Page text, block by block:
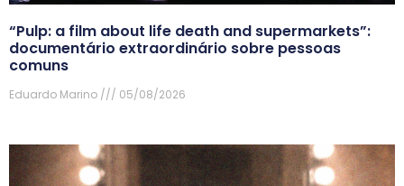
“Pulp: a film about life death and supermarkets”:
documentário extraordinário sobre pessoas
comuns
Eduardo Marino 05/08/2026